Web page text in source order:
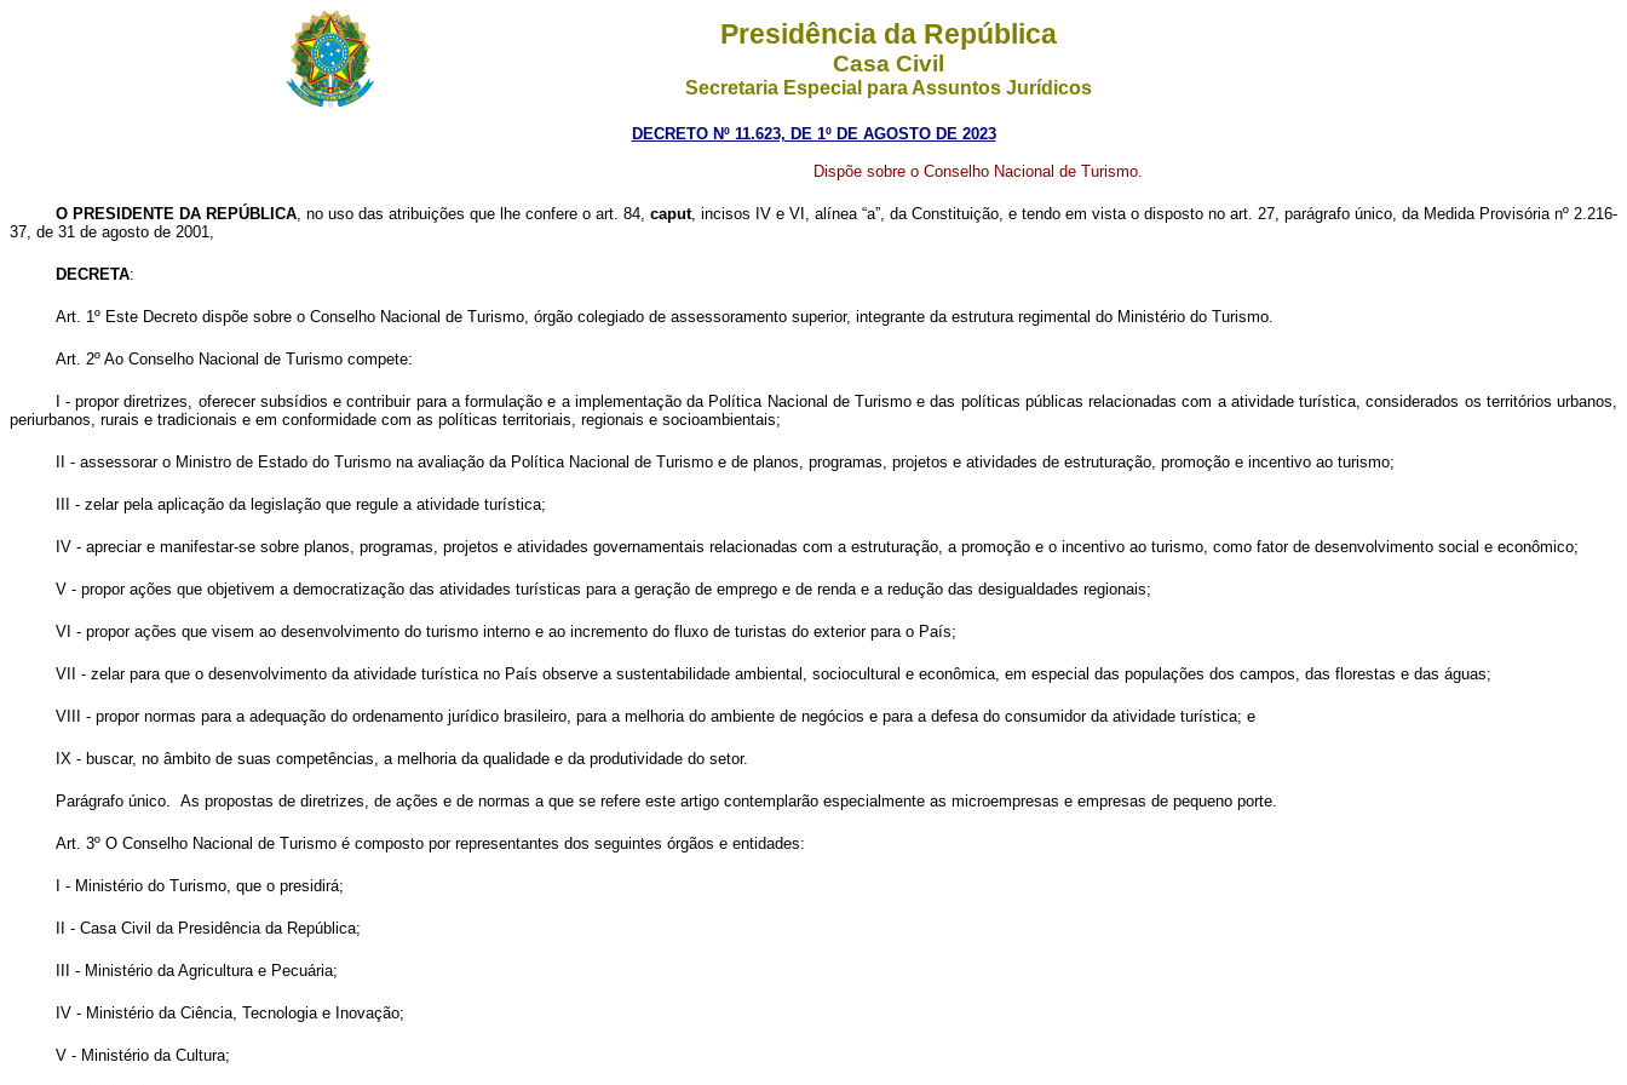
Presidência da República
Casa Civil
Secretaria Especial para Assuntos Jurídicos
DECRETO Nº 11.623, DE 1º DE AGOSTO DE 2023
Dispõe sobre o Conselho Nacional de Turismo.
O PRESIDENTE DA REPÚBLICA, no uso das atribuições que lhe confere o art. 84, caput, incisos IV e VI, alínea “a”, da Constituição, e tendo em vista o disposto no art. 27, parágrafo único, da Medida Provisória nº 2.216-
37, de 31 de agosto de 2001,
DECRETA:
Art. 1º Este Decreto dispõe sobre o Conselho Nacional de Turismo, órgão colegiado de assessoramento superior, integrante da estrutura regimental do Ministério do Turismo.
Art. 2º Ao Conselho Nacional de Turismo compete:
I - propor diretrizes, oferecer subsídios e contribuir para a formulação e a implementação da Política Nacional de Turismo e das políticas públicas relacionadas com a atividade turística, considerados os territórios urbanos,
periurbanos, rurais e tradicionais e em conformidade com as políticas territoriais, regionais e socioambientais;
II - assessorar o Ministro de Estado do Turismo na avaliação da Política Nacional de Turismo e de planos, programas, projetos e atividades de estruturação, promoção e incentivo ao turismo;
III - zelar pela aplicação da legislação que regule a atividade turística;
IV - apreciar e manifestar-se sobre planos, programas, projetos e atividades governamentais relacionadas com a estruturação, a promoção e o incentivo ao turismo, como fator de desenvolvimento social e econômico;
V - propor ações que objetivem a democratização das atividades turísticas para a geração de emprego e de renda e a redução das desigualdades regionais;
VI - propor ações que visem ao desenvolvimento do turismo interno e ao incremento do fluxo de turistas do exterior para o País;
VII - zelar para que o desenvolvimento da atividade turística no País observe a sustentabilidade ambiental, sociocultural e econômica, em especial das populações dos campos, das florestas e das águas;
VIII - propor normas para a adequação do ordenamento jurídico brasileiro, para a melhoria do ambiente de negócios e para a defesa do consumidor da atividade turística; e
IX - buscar, no âmbito de suas competências, a melhoria da qualidade e da produtividade do setor.
Parágrafo único. As propostas de diretrizes, de ações e de normas a que se refere este artigo contemplarão especialmente as microempresas e empresas de pequeno porte.
Art. 3º O Conselho Nacional de Turismo é composto por representantes dos seguintes órgãos e entidades:
I - Ministério do Turismo, que o presidirá;
II - Casa Civil da Presidência da República;
III - Ministério da Agricultura e Pecuária;
IV - Ministério da Ciência, Tecnologia e Inovação;
V - Ministério da Cultura;